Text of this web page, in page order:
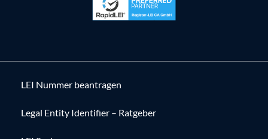
LEI Nummer beantragen
Legal Entity Identifier – Ratgeber